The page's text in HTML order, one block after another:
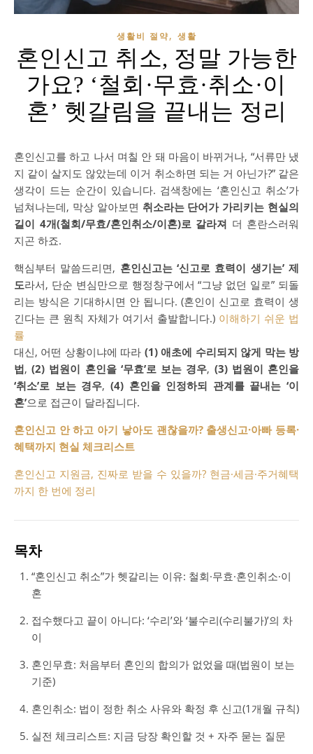
생활비 절약, 생활
혼인신고 취소, 정말 가능한
가요? ‘철회·무효·취소·이
혼’ 헷갈림을 끝내는 정리
혼인신고를 하고 나서 며칠 안 돼 마음이 바뀌거나, “서류만 냈
지 같이 살지도 않았는데 이거 취소하면 되는 거 아닌가?” 같은
생각이 드는 순간이 있습니다. 검색창에는 ‘혼인신고 취소’가
넘쳐나는데, 막상 알아보면 취소라는 단어가 가리키는 현실의
길이 4개(철회/무효/혼인취소/이혼)로 갈라져 더 혼란스러워
지곤 하죠.
핵심부터 말씀드리면, 혼인신고는 ‘신고로 효력이 생기는’ 제
도라서, 단순 변심만으로 행정창구에서 “그냥 없던 일로” 되돌
리는 방식은 기대하시면 안 됩니다. (혼인이 신고로 효력이 생
긴다는 큰 원칙 자체가 여기서 출발합니다.) 이해하기 쉬운 법
률
대신, 어떤 상황이냐에 따라 (1) 애초에 수리되지 않게 막는 방
법,(2) 법원이 혼인을 ‘무효’로 보는 경우, (3) 법원이 혼인을
‘취소’로 보는 경우, (4) 혼인을 인정하되 관계를 끝내는 ‘이
혼’으로 접근이 달라집니다.
혼인신고 안 하고 아기 낳아도 괜찮을까? 출생신고·아빠 등록·
혜택까지 현실 체크리스트
혼인신고 지원금, 진짜로 받을 수 있을까? 현금·세금·주거혜택
까지 한 번에 정리
목차
“혼인신고 취소”가 헷갈리는 이유: 철회·무효·혼인취소·이
혼
접수했다고 끝이 아니다: ‘수리’와 ‘불수리(수리불가)’의 차
이
혼인무효: 처음부터 혼인의 합의가 없었을 때(법원이 보는
기준)
혼인취소: 법이 정한 취소 사유와 확정 후 신고(1개월 규칙)
실전 체크리스트: 지금 당장 확인할 것 + 자주 묻는 질문